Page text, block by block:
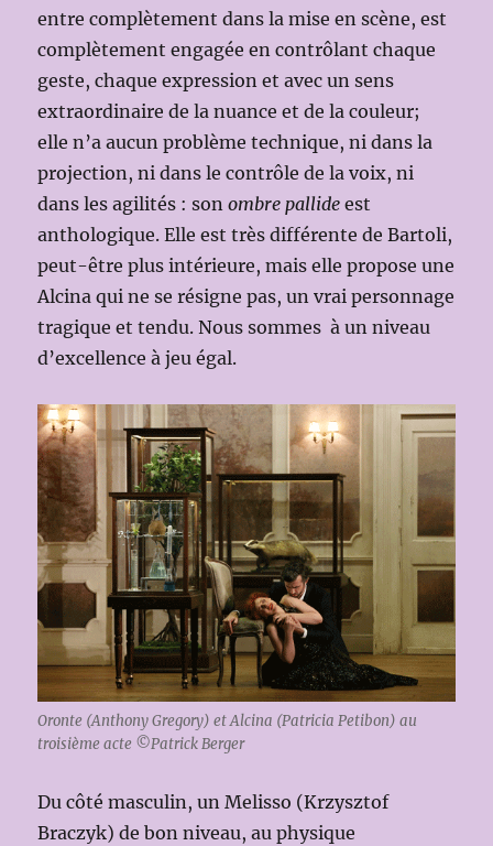
entre complètement dans la mise en scène, est
complètement engagée en contrôlant chaque
geste, chaque expression et avec un sens
extraordinaire de la nuance et de la couleur;
elle n’a aucun problème technique, ni dans la
projection, ni dans le contrôle de la voix, ni
dans les agilités : sonombre pallide est
anthologique. Elle est très différente de Bartoli,
peut-être plus intérieure, mais elle propose une
Alcina qui ne se résigne pas, un vrai personnage
tragique et tendu. Nous sommes à un niveau
d’excellence à jeu égal.
Oronte (Anthony Gregory) et Alcina (Patricia Petibon) au
troisième acte ©Patrick Berger
Du côté masculin, un Melisso (Krzysztof
Braczyk) de bon niveau, au physique